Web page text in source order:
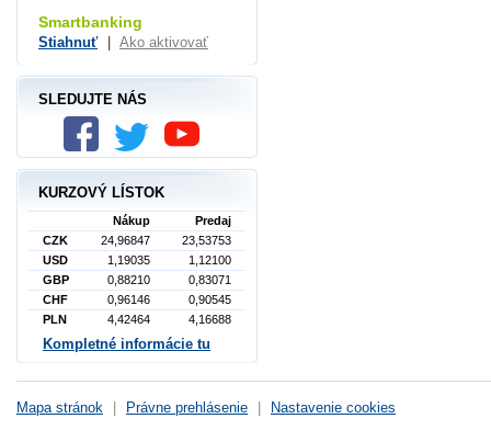
Smartbanking
Stiahnuť Ako aktivovať
SLEDUJTE NÁS
KURZOVÝ LÍSTOK
Nákup
Predaj
CZK
24,96847
23,53753
USD
1,19035
1,12100
GBP
0,88210
0,83071
CHF
0,96146
0,90545
PLN
4,42464 4,16688
Kompletné informácie tu
Mapa stránok Právne prehlásenie Nastavenie cookies